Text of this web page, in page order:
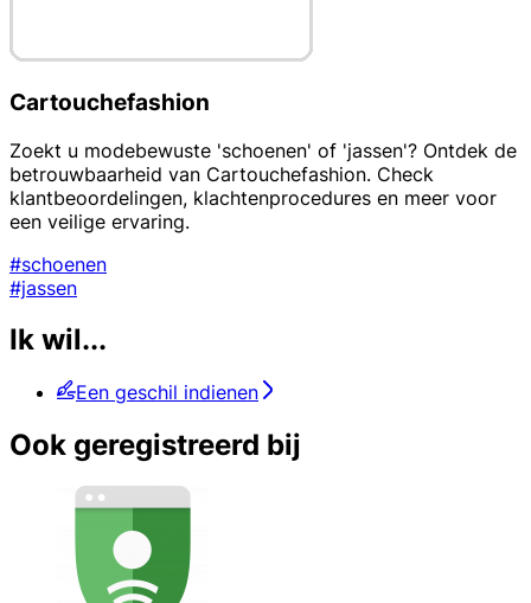
Cartouchefashion
Zoekt u modebewuste 'schoenen' of 'jassen'? Ontdek de
betrouwbaarheid van Cartouchefashion. Check
klantbeoordelingen, klachtenprocedures en meer voor
een veilige ervaring.
#schoenen
#jassen
Ik wil...
Een geschil indienen
Ook geregistreerd bij